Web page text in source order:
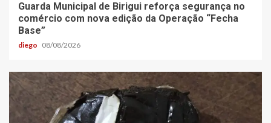
Guarda Municipal de Birigui reforça segurança no
comércio com nova edição da Operação “Fecha
Base”
diego 08/08/2026